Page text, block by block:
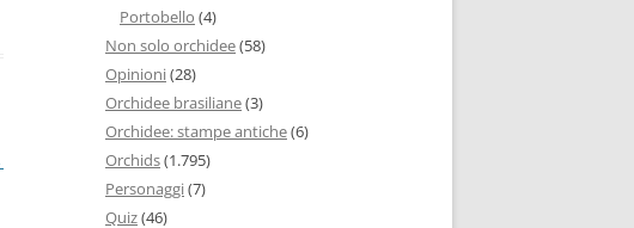
Portobello (4)
Non solo orchidee(58)
Opinioni(28)
Orchidee brasiliane(3)
Orchidee: stampe antiche(6)
Orchids(1.795)
Personaggi(7)
Quiz(46)